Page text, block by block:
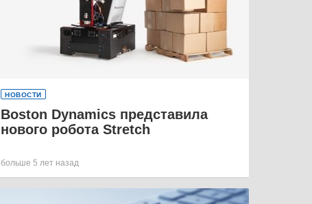
НОВОСТИ
Boston Dynamics представила
нового робота Stretch
больше 5 лет назад